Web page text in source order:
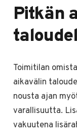
Pitkän
Toimitilan
aikavälin
nousta ajan
varallisuutta.
vakuutena